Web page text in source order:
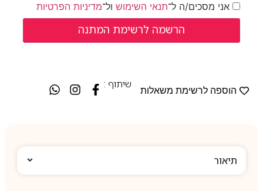
אני מסכים/ה ל־תנאי השימושול־מדיניות הפרטיות
הוספה לרשימת משאלות
שיתוף :
תיאור